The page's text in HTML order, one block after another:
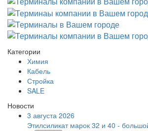
Категории
Химия
Кабель
Стройка
SALE
Новости
3 августа 2026
Этилсиликат марок 32 и 40 -